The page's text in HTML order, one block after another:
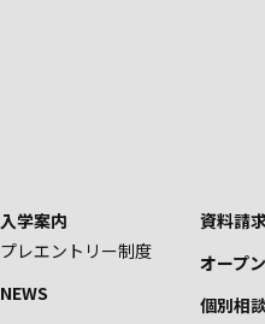
入学案内
プレエントリー制度
NEWS
資料請
オープ
個別相